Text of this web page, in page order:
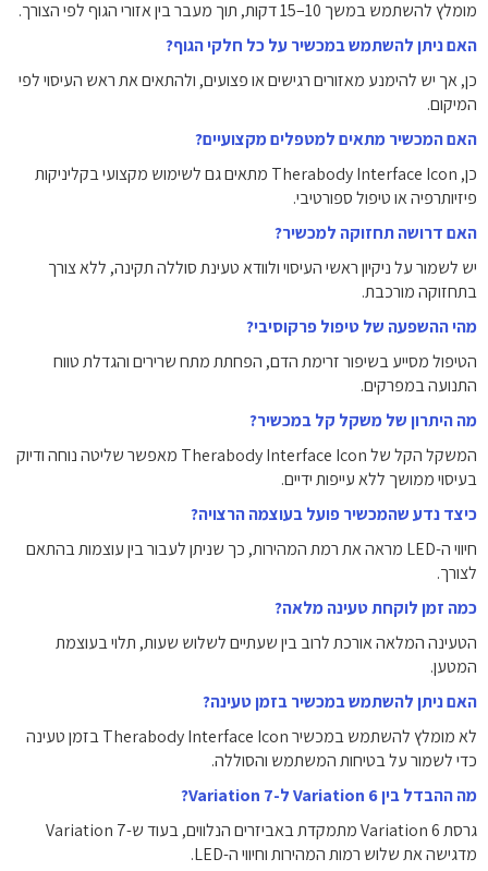
מומלץ להשתמש במשך 10–15 דקות, תוך מעבר בין אזורי הגוף לפי הצורך.
האם ניתן להשתמש במכשיר על כל חלקי הגוף?
כן, אך יש להימנע מאזורים רגישים או פצועים, ולהתאים את ראש העיסוי לפי
המיקום.
האם המכשיר מתאים למטפלים מקצועיים?
כן, Therabody Interface Icon מתאים גם לשימוש מקצועי בקליניקות
פיזיותרפיה או טיפול ספורטיבי.
האם דרושה תחזוקה למכשיר?
יש לשמור על ניקיון ראשי העיסוי ולוודא טעינת סוללה תקינה, ללא צורך
בתחזוקה מורכבת.
מהי ההשפעה של טיפול פרקוסיבי?
הטיפול מסייע בשיפור זרימת הדם, הפחתת מתח שרירים והגדלת טווח
התנועה במפרקים.
מה היתרון של משקל קל במכשיר?
המשקל הקל של Therabody Interface Icon מאפשר שליטה נוחה ודיוק
בעיסוי ממושך ללא עייפות ידיים.
כיצד נדע שהמכשיר פועל בעוצמה הרצויה?
חיווי ה-LED מראה את רמת המהירות, כך שניתן לעבור בין עוצמות בהתאם
לצורך.
כמה זמן לוקחת טעינה מלאה?
הטעינה המלאה אורכת לרוב בין שעתיים לשלוש שעות, תלוי בעוצמת
המטען.
האם ניתן להשתמש במכשיר בזמן טעינה?
לא מומלץ להשתמש במכשיר Therabody Interface Icon בזמן טעינה
כדי לשמור על בטיחות המשתמש והסוללה.
מה ההבדל בין Variation 6 ל-Variation 7?
גרסת Variation 6 מתמקדת באביזרים הנלווים, בעוד ש-Variation 7
מדגישה את שלוש רמות המהירות וחיווי ה-LED.